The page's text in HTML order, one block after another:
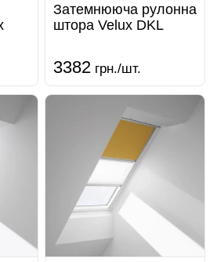
Затемнююча рулонна
штора Velux DKL
3382 грн./шт.